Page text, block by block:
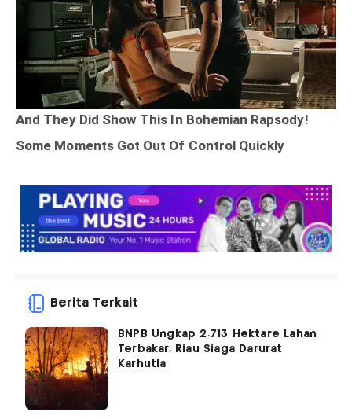
Berita Terkait
BNPB Ungkap 2.713 Hektare Lahan
Terbakar, Riau Siaga Darurat
Karhutla